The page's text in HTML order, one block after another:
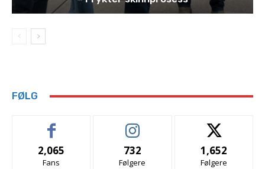
FØLG
2,065
Fans
732
Følgere
1,652
Følgere